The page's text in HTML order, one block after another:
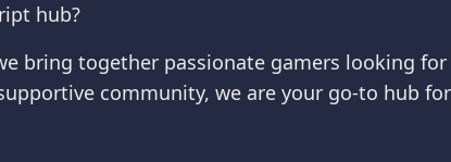
hub?
bring together passionate gamers looking
community, we are your go-to hub